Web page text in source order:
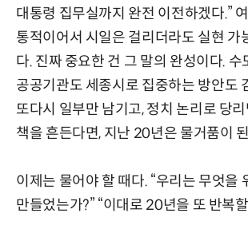
대통령 집무실까지 완전 이전하겠다.”
통적이어서 시일은 걸리더라도 실현 가
다. 진짜 중요한 건 그 말의 완성이다.
공공기관도 세종시로 집중하는 방안도
또다시 일부만 남기고, 정치 논리로 당
책을 흔든다면, 지난 20년은 물거품이
이제는 물어야 할 때다. “우리는 무엇을
만들었는가?” “이대로 20년을 또 반복